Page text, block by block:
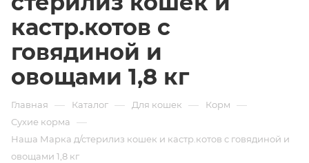
кастр.котов с
говядиной и
овощами 1,8 кг
Главная — Каталог — Для кошек — Корм —
Сухие корма —
Наша Марка д/стерилиз кошек и кастр.котов с говядиной и
овощами 1,8 кг